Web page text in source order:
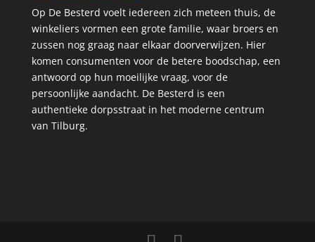
Op De Besterd voelt iedereen zich meteen thuis, de
winkeliers vormen een grote familie, waar broers en
zussen nog graag naar elkaar doorverwijzen. Hier
komen consumenten voor de betere boodschap, een
antwoord op hun moeilijke vraag, voor de
persoonlijke aandacht. De Besterd is een
authentieke dorpsstraat in het moderne centrum
van Tilburg.